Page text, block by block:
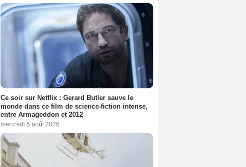
Ce soir sur Netflix : Gerard Butler sauve le
monde dans ce film de science-fiction intense,
entre Armageddon et 2012
mercredi 5 août 2026